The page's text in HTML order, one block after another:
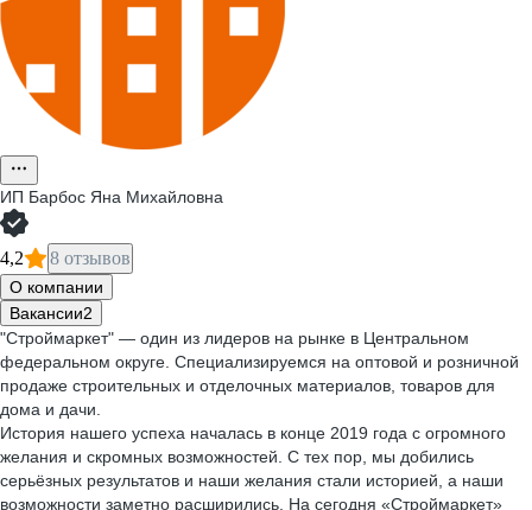
ИП Барбос Яна Михайловна
4,2 8 отзывов
О компании
Вакансии2
"Строймаркет" — один из лидеров на рынке в Центральном
федеральном округе. Специализируемся на оптовой и розничной
продаже строительных и отделочных материалов, товаров для
дома и дачи.
История нашего успеха началась в конце 2019 года с огромного
желания и скромных возможностей. С тех пор, мы добились
серьёзных результатов и наши желания стали историей, а наши
возможности заметно расширились. На сегодня «Строймаркет»